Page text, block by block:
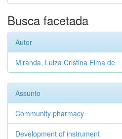
Busca facetada
Autor
Miranda, Luiza Cristina Fima de
Assunto
Community pharmacy
Development of instrument